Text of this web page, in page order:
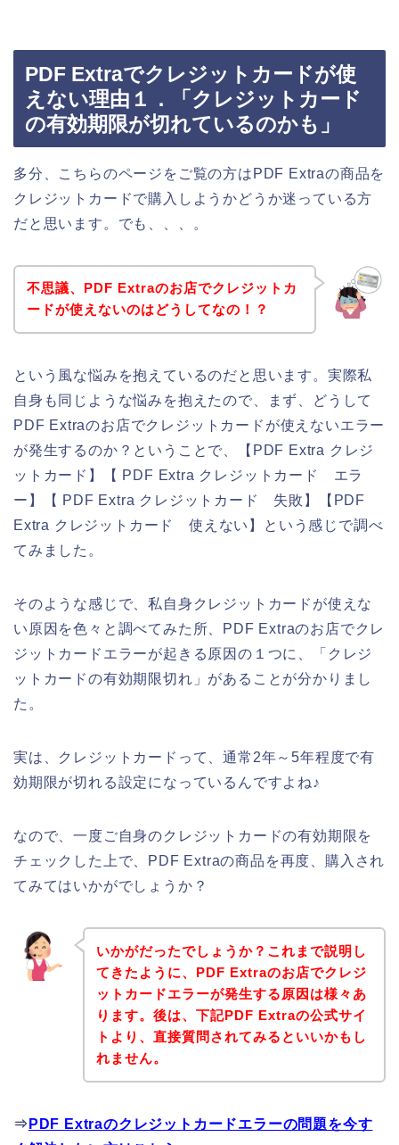
PDF Extraでクレジットカードが使
えない理由１．「クレジットカード
の有効期限が切れているのかも」
多分、こちらのページをご覧の方はPDF Extraの商品を
クレジットカードで購入しようかどうか迷っている方
だと思います。でも、、、。
不思議、PDF Extraのお店でクレジットカ
ードが使えないのはどうしてなの！？
という風な悩みを抱えているのだと思います。実際私
自身も同じような悩みを抱えたので、まず、どうして
PDF Extraのお店でクレジットカードが使えないエラー
が発生するのか？ということで、【PDF Extra クレジ
ットカード】【 PDF Extra クレジットカード エラ
ー】【 PDF Extra クレジットカード 失敗】【PDF
Extra クレジットカード 使えない】という感じで調べ
てみました。
そのような感じで、私自身クレジットカードが使えな
い原因を色々と調べてみた所、PDF Extraのお店でクレ
ジットカードエラーが起きる原因の１つに、「クレジ
ットカードの有効期限切れ」があることが分かりまし
た。
実は、クレジットカードって、通常2年～5年程度で有
効期限が切れる設定になっているんですよね♪
なので、一度ご自身のクレジットカードの有効期限を
チェックした上で、PDF Extraの商品を再度、購入され
てみてはいかがでしょうか？
いかがだったでしょうか？これまで説明し
てきたように、PDF Extraのお店でクレジ
ットカードエラーが発生する原因は様々あ
ります。後は、下記PDF Extraの公式サイ
トより、直接質問されてみるといいかもし
れません。
⇒ PDF Extraのクレジットカードエラーの問題を今す